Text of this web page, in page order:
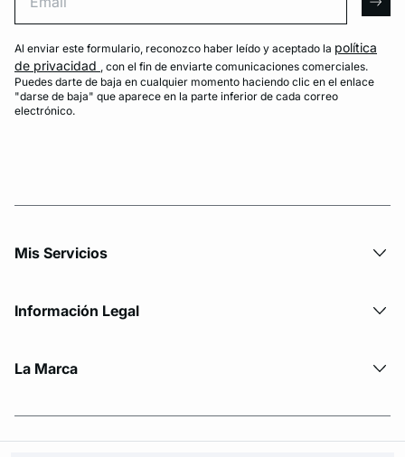
Al enviar este formulario, reconozco haber leído y aceptado la política
de privacidad , con el fin de enviarte comunicaciones comerciales.
Puedes darte de baja en cualquier momento haciendo clic en el enlace
"darse de baja" que aparece en la parte inferior de cada correo
electrónico.
Mis Servicios
Información Legal
La Marca